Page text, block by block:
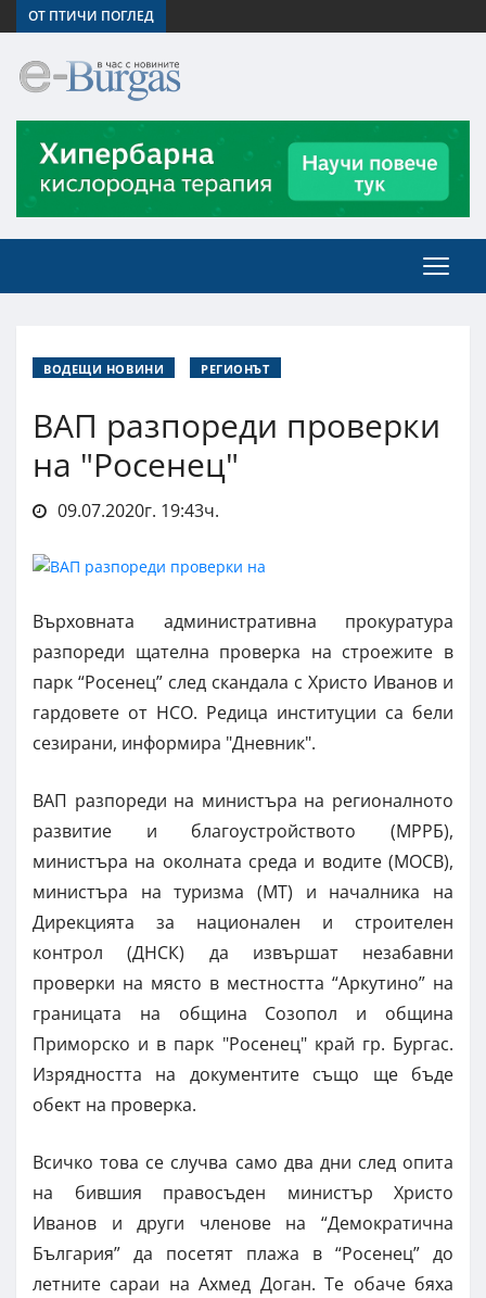
ОТ ПТИЧИ ПОГЛЕД
ВОДЕЩИ НОВИНИ РЕГИОНЪТ
ВАП разпореди проверки
на "Росенец"
09.07.2020г. 19:43ч.
Върховната административна прокуратура
разпореди щателна проверка на строежите в
парк “Росенец” след скандала с Христо Иванов и
гардовете от НСО. Редица институции са бели
сезирани, информира "Дневник".
ВАП разпореди на министъра на регионалното
развитие и благоустройството (МРРБ),
министъра на околната среда и водите (МОСВ),
министъра на туризма (МТ) и началника на
Дирекцията за национален и строителен
контрол (ДНСК) да извършат незабавни
проверки на място в местността “Аркутино” на
границата на община Созопол и община
Приморско и в парк "Росенец" край гр. Бургас.
Изрядността на документите също ще бъде
обект на проверка.
Всичко това се случва само два дни след опита
на бившия правосъден министър Христо
Иванов и други членове на “Демократична
България” да посетят плажа в “Росенец” до
летните сараи на Ахмед Доган. Те обаче бяха